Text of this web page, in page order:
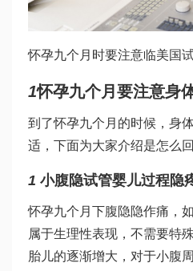
怀孕九个月时要注意临美国
1怀孕九个月要注意身
到了怀孕九个月的时候，身
适，下面为大家介绍是怎么回
1 小腹隐试管婴儿过程隐
怀孕九个月下腹隐隐作痛，
属于生理性表现，不需要特
胎儿的逐渐增大，对于小腹